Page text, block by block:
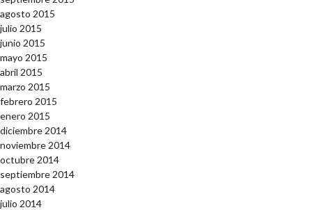
agosto 2015
julio 2015
junio 2015
mayo 2015
abril 2015
marzo 2015
febrero 2015
enero 2015
diciembre 2014
noviembre 2014
octubre 2014
septiembre 2014
agosto 2014
julio 2014